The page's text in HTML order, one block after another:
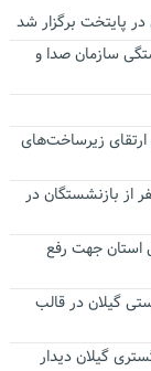
اهداف
در دستور
و شرکت ملی پست
پایتخت برگزار شد
سازمان صدا و
زیرساخت‌های
به سوالات و رفع ابهامات بیش از ۱۵۰۰۰ نفر از بازنشستگان در
استان جهت رفع
گیلان در قالب
گیلان دیدار